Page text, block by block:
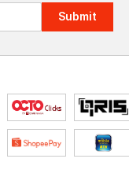
Submit